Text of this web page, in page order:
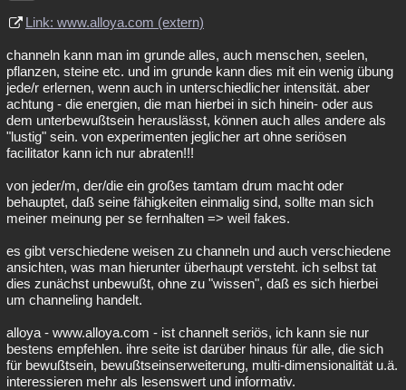
Link: www.alloya.com (extern)
channeln kann man im grunde alles, auch menschen, seelen,
pflanzen, steine etc. und im grunde kann dies mit ein wenig übung
jede/r erlernen, wenn auch in unterschiedlicher intensität. aber
achtung - die energien, die man hierbei in sich hinein- oder aus
dem unterbewußtsein herauslässt, können auch alles andere als
"lustig" sein. von experimenten jeglicher art ohne seriösen
facilitator kann ich nur abraten!!!
von jeder/m, der/die ein großes tamtam drum macht oder
behauptet, daß seine fähigkeiten einmalig sind, sollte man sich
meiner meinung per se fernhalten => weil fakes.
es gibt verschiedene weisen zu channeln und auch verschiedene
ansichten, was man hierunter überhaupt versteht. ich selbst tat
dies zunächst unbewußt, ohne zu "wissen", daß es sich hierbei
um channeling handelt.
alloya - www.alloya.com - ist channelt seriös, ich kann sie nur
bestens empfehlen. ihre seite ist darüber hinaus für alle, die sich
für bewußtsein, bewußtseinserweiterung, multi-dimensionalität u.ä.
interessieren mehr als lesenswert und informativ.